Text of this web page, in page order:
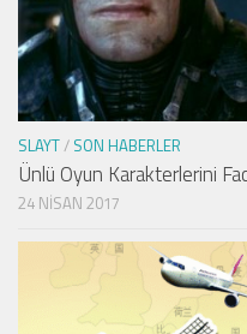
SLAYT/ SON HABERLER
Ünlü Oyun Karakterlerini
24 NISAN 2017